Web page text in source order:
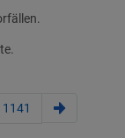
1141